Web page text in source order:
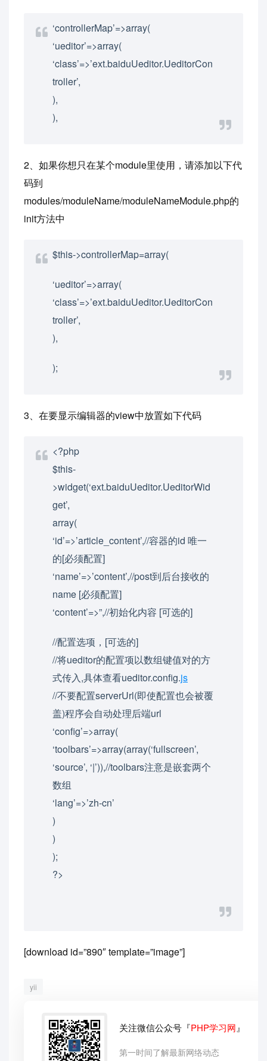
‘controllerMap’=>array(
‘ueditor’=>array(
‘class’=>’ext.baiduUeditor.UeditorCon
troller’,
),
),
2、如果你想只在某个module里使用，请添加以下代
码到
modules/moduleName/moduleNameModule.php的
init方法中
$this->controllerMap=array(
‘ueditor’=>array(
‘class’=>’ext.baiduUeditor.UeditorCon
troller’,
),
);
3、在要显示编辑器的view中放置如下代码
<?php
$this-
>widget(‘ext.baiduUeditor.UeditorWid
get’,
array(
‘id’=>’article_content’,//容器的id 唯一
的[必须配置]
‘name’=>’content’,//post到后台接收的
name [必须配置]
‘content’=>”,//初始化内容 [可选的]
//配置选项，[可选的]
//将ueditor的配置项以数组键值对的方
式传入,具体查看ueditor.config.js
//不要配置serverUrl(即使配置也会被覆
盖)程序会自动处理后端url
‘config’=>array(
‘toolbars’=>array(array(‘fullscreen’,
‘source’, ‘|’)),//toolbars注意是嵌套两个
数组
‘lang’=>’zh-cn’
)
)
);
?>
[download id=”890″ template=”image”]
yii
关注微信公众号『PHP学习网 』
第一时间了解最新网络动态